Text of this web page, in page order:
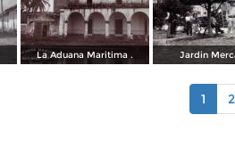
La Aduana Maritima . Jardin
1 2